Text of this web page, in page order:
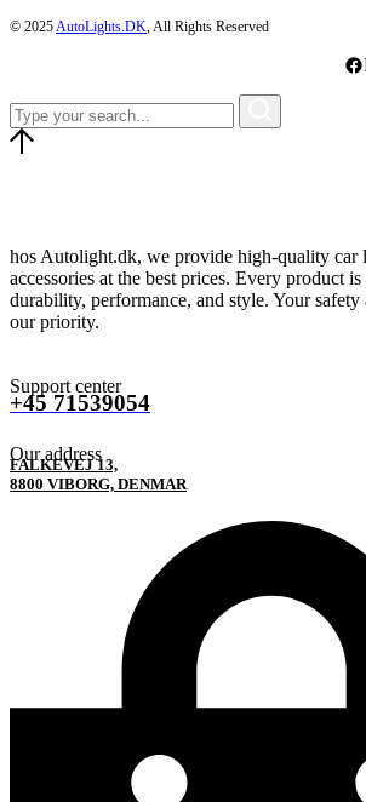
© 2025 AutoLights.DK , All Rights Reserved
hos Autolight.dk, we provide high-quality car
accessories at the best prices. Every product is
durability, performance, and style. Your safety
our priority.
Support center
+45 71539054
Our address
FALKEVEJ 13,
8800 VIBORG, DENMAR